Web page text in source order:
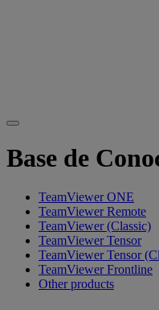
Base de
TeamViewer ONE
TeamViewer Remote
TeamViewer (Classic)
TeamViewer Tensor
TeamViewer Tensor
TeamViewer Frontline
Other products